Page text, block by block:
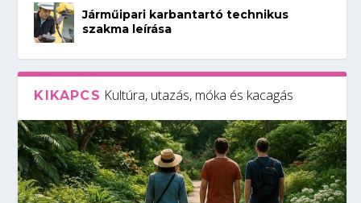
Járműipari karbantartó technikus
szakma leírása
KIKAPCS Kultúra, utazás, móka és kacagás